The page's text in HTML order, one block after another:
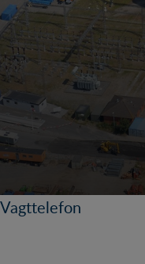
Vagttelefon